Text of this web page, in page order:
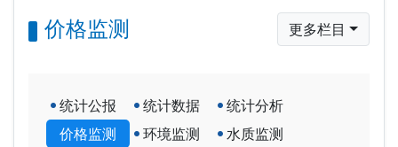
价格监测 更多栏目
统计公报 统计数据
统计分析
价格监测
环境监测
水质监测